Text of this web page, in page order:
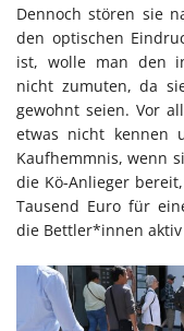
Dennoch stören sie
den optischen
ist, wolle man den
nicht zumuten, da
gewohnt seien. Vor
etwas nicht kennen
Kaufhemmnis, wenn
die Kö-Anlieger
Tausend Euro für
die Bettler*innen